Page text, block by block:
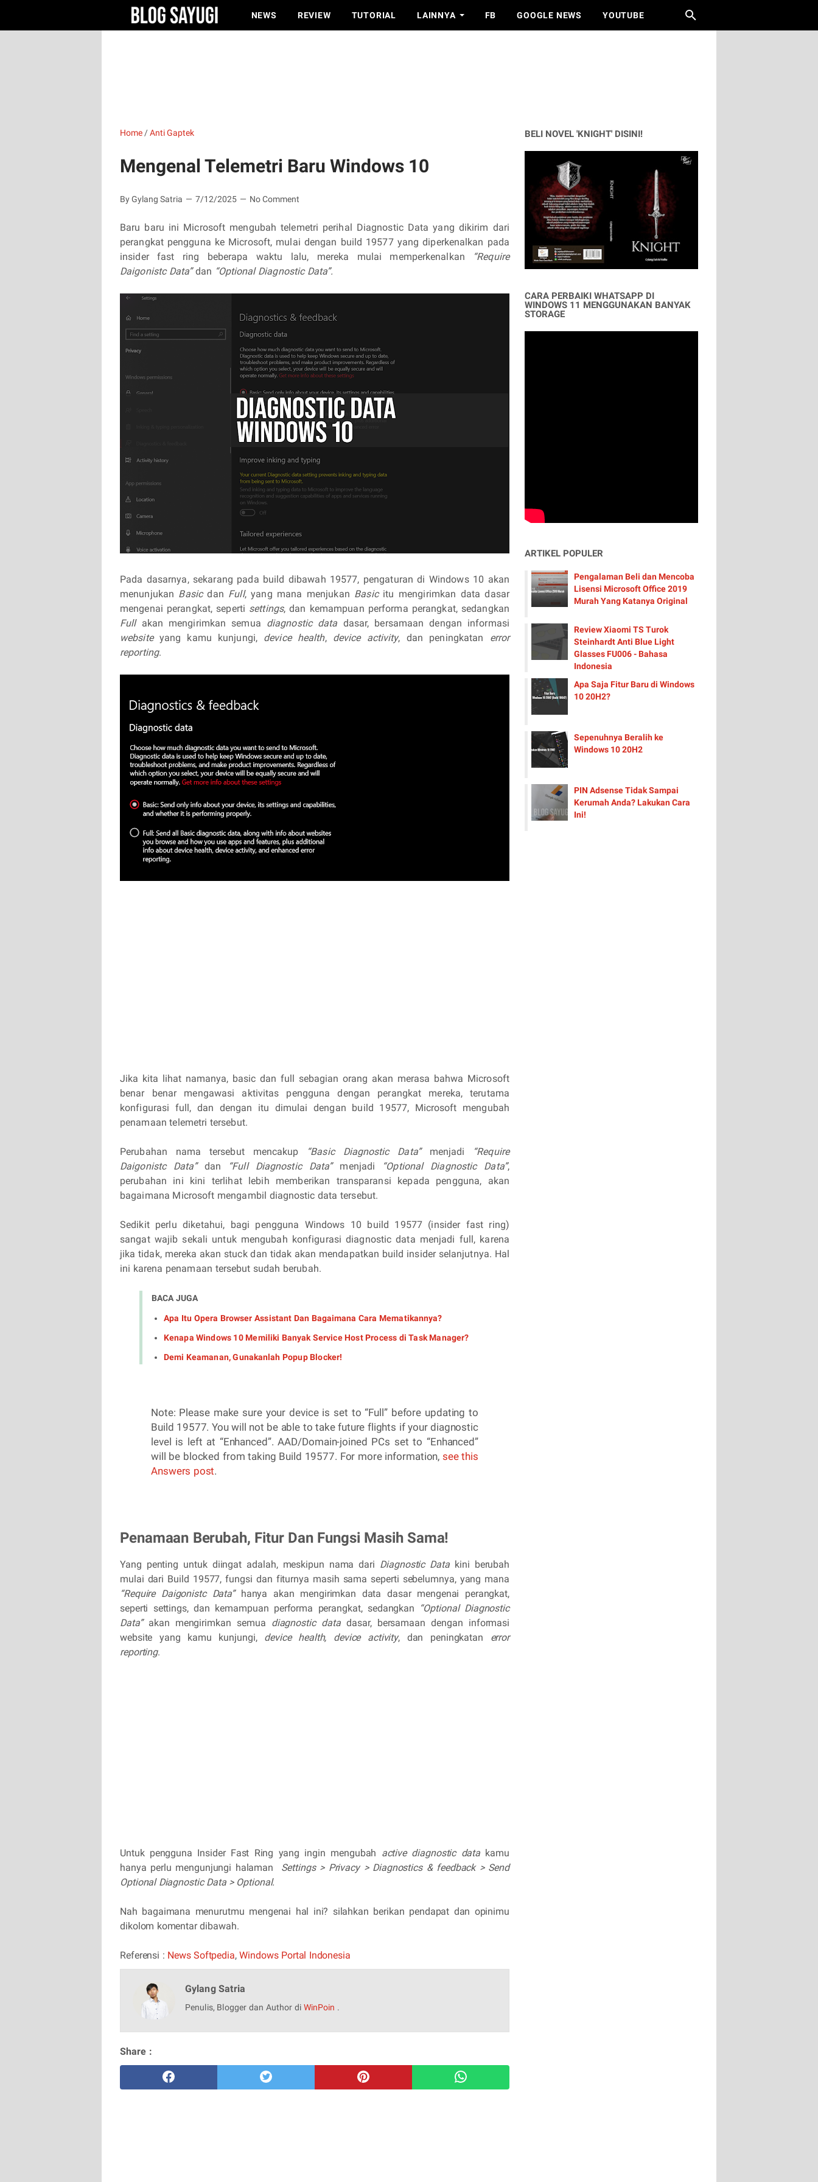
NEWS REVIEW TUTORIAL LAINNYA FB GOOGLE NEWS YOUTUBE
Home /Anti Gaptek
Mengenal Telemetri Baru Windows 10
By Gylang Satria 7/12/2025 No Comment
Baru baru ini Microsoft mengubah telemetri perihal Diagnostic Data yang dikirim dari
perangkat pengguna ke Microsoft, mulai dengan build 19577 yang diperkenalkan pada
insider fast ring beberapa waktu lalu, mereka mulai memperkenalkan
“Require
Daigonistc Data”dan “Optional Diagnostic Data”.
Pada dasarnya, sekarang pada build dibawah 19577, pengaturan di Windows 10 akan
menunjukan Basicdan Full, yang mana menjukan Basic itu mengirimkan data dasar
mengenai perangkat, seperti settings, dan kemampuan performa perangkat, sedangkan
Full akan mengirimkan semua diagnostic data dasar, bersamaan dengan informasi
website yang kamu kunjungi, device health, device activity, dan peningkatan error
reporting.
Jika kita lihat namanya, basic dan full sebagian orang akan merasa bahwa Microsoft
benar benar mengawasi aktivitas pengguna dengan perangkat mereka, terutama
konfigurasi full, dan dengan itu dimulai dengan build 19577, Microsoft mengubah
penamaan telemetri tersebut.
Perubahan nama tersebut mencakup “Basic Diagnostic Data”menjadi
“Require
Daigonistc Data” dan “Full Diagnostic Data”menjadi “Optional Diagnostic Data”,
perubahan ini kini terlihat lebih memberikan transparansi kepada pengguna, akan
bagaimana Microsoft mengambil diagnostic data tersebut.
Sedikit perlu diketahui, bagi pengguna Windows 10 build 19577 (insider fast ring)
sangat wajib sekali untuk mengubah konfigurasi diagnostic data menjadi full, karena
jika tidak, mereka akan stuck dan tidak akan mendapatkan build insider selanjutnya. Hal
ini karena penamaan tersebut sudah berubah.
BACA JUGA
Apa Itu Opera Browser Assistant Dan Bagaimana Cara Mematikannya?
Kenapa Windows 10 Memiliki Banyak Service Host Process di Task Manager?
Demi Keamanan, Gunakanlah Popup Blocker!
Note: Please make sure your device is set to “Full” before updating to
Build 19577. You will not be able to take future flights if your diagnostic
level is left at “Enhanced”. AAD/Domain-joined PCs set to “Enhanced”
will be blocked from taking Build 19577. For more information, see this
Answers post.
Penamaan Berubah, Fitur Dan Fungsi Masih Sama!
Yang penting untuk diingat adalah, meskipun nama dari Diagnostic Datakini berubah
mulai dari Build 19577, fungsi dan fiturnya masih sama seperti sebelumnya, yang mana
“Require Daigonistc Data” hanya akan mengirimkan data dasar mengenai perangkat,
seperti settings, dan kemampuan performa perangkat, sedangkan
“Optional Diagnostic
Data” akan mengirimkan semua diagnostic datadasar, bersamaan dengan informasi
website yang kamu kunjungi, device health, device activity, dan peningkatan error
reporting.
Untuk pengguna Insider Fast Ring yang ingin mengubah active diagnostic data kamu
hanya perlu mengunjungi halaman Settings > Privacy > Diagnostics & feedback > Send
Optional Diagnostic Data > Optional.
Nah bagaimana menurutmu mengenai hal ini? silahkan berikan pendapat dan opinimu
dikolom komentar dibawah.
Referensi : News Softpedia,Windows Portal Indonesia
Gylang Satria
Penulis, Blogger dan Author di WinPoin .
Share :
BELI NOVEL 'KNIGHT' DISINI!
CARA PERBAIKI WHATSAPP DI
WINDOWS 11 MENGGUNAKAN BANYAK
STORAGE
ARTIKEL POPULER
Pengalaman Beli dan Mencoba
Lisensi Microsoft Office 2019
Murah Yang Katanya Original
Review Xiaomi TS Turok
Steinhardt Anti Blue Light
Glasses FU006 - Bahasa
Indonesia
Apa Saja Fitur Baru di Windows
10 20H2?
Sepenuhnya Beralih ke
Windows 10 20H2
PIN Adsense Tidak Sampai
Kerumah Anda? Lakukan Cara
Ini!